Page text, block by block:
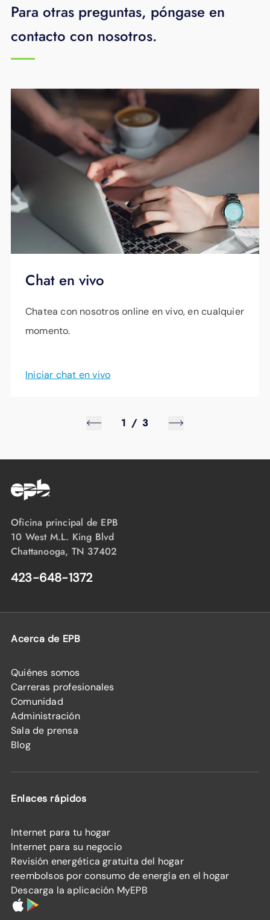
Para otras preguntas, póngase en
contacto con nosotros.
Chat en vivo
Chatea con nosotros online en vivo, en cualquier
momento.
Iniciar chat en vivo
1 / 3
Oficina principal de EPB
10 West M.L. King Blvd
Chattanooga, TN 37402
423-648-1372
Acerca de EPB
Quiénes somos
Carreras profesionales
Comunidad
Administración
Sala de prensa
Blog
Enlaces rápidos
Internet para tu hogar
Internet para su negocio
Revisión energética gratuita del hogar
reembolsos por consumo de energía en el hogar
Descarga la aplicación MyEPB